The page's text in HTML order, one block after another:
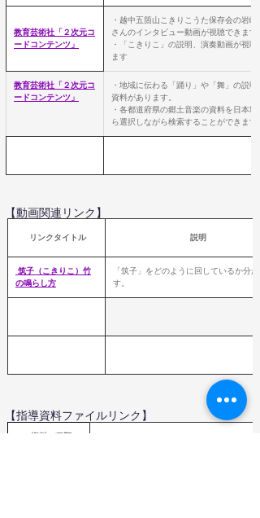
教育芸術社「２次元コ
ードコンテンツ 」
・越中五箇山こきりこうた保存会の岩崎
さんのインタビュー動画が視聴できます
・「こきりこ」の説明、演奏動画が視聴
ます
教育芸術社「２次元コ
ードコンテンツ 」
・地域に伝わる「踊り」や「舞」の説明
資料があります。
・各都道府県の郷土音楽の資料を日本地
ら選択しながら検索することができます。
リンクタイトル 説明
の鳴らし方
「筑子」をどのように回しているか分か
す。
【動画関連リンク】
  資料の種類
【指導資料ファイルリンク】